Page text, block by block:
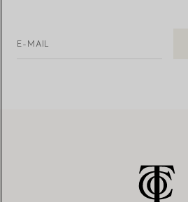
E-MAIL